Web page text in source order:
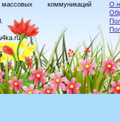
коммуникаций
О